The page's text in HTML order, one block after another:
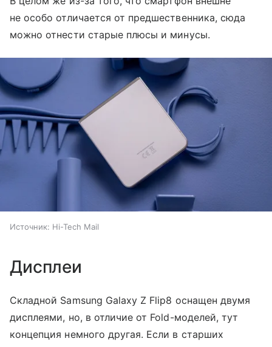
не особо отличается от предшественника, сюда
можно отнести старые плюсы и минусы.
Источник: Hi-Tech Mail
Дисплеи
Складной Samsung Galaxy Z Flip8 оснащен двумя
дисплеями, но, в отличие от Fold-моделей, тут
концепция немного другая. Если в старших